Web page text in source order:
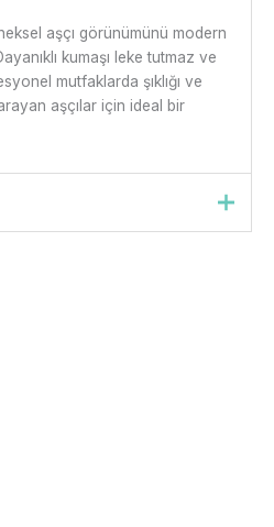
aşçı görünümünü modern
kumaşı leke tutmaz ve
mutfaklarda şıklığı ve
aşçılar için ideal bir